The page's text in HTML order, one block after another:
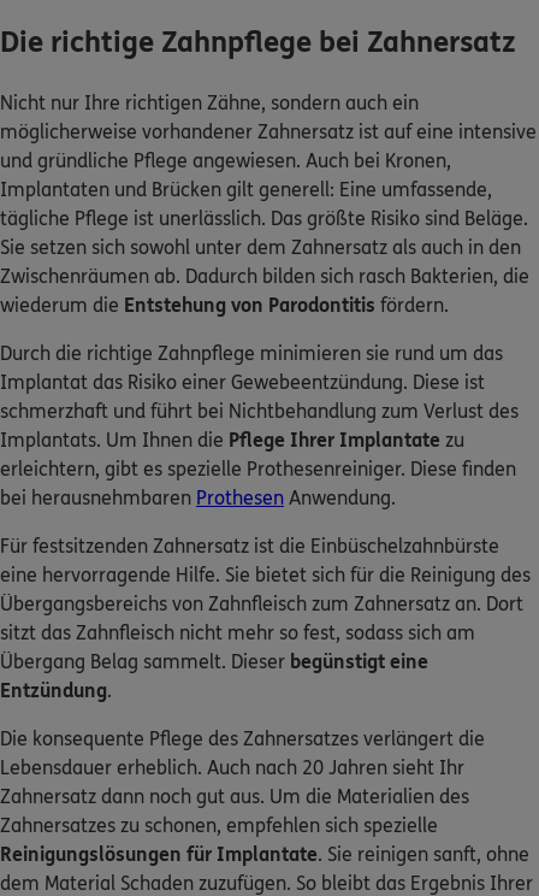
Die richtige Zahnpflege bei Zahnersatz
Nicht nur Ihre richtigen Zähne, sondern auch ein
möglicherweise vorhandener Zahnersatz ist auf eine intensive
und gründliche Pflege angewiesen. Auch bei Kronen,
Implantaten und Brücken gilt generell: Eine umfassende,
tägliche Pflege ist unerlässlich. Das größte Risiko sind Beläge.
Sie setzen sich sowohl unter dem Zahnersatz als auch in den
Zwischenräumen ab. Dadurch bilden sich rasch Bakterien, die
wiederum die Entstehung von Parodontitis fördern.
Durch die richtige Zahnpflege minimieren sie rund um das
Implantat das Risiko einer Gewebeentzündung. Diese ist
schmerzhaft und führt bei Nichtbehandlung zum Verlust des
Implantats. Um Ihnen die Pflege Ihrer Implantate zu
erleichtern, gibt es spezielle Prothesenreiniger. Diese finden
bei herausnehmbaren Prothesen Anwendung.
Für festsitzenden Zahnersatz ist die Einbüschelzahnbürste
eine hervorragende Hilfe. Sie bietet sich für die Reinigung des
Übergangsbereichs von Zahnfleisch zum Zahnersatz an. Dort
sitzt das Zahnfleisch nicht mehr so fest, sodass sich am
Übergang Belag sammelt. Dieser begünstigt eine
Entzündung.
Die konsequente Pflege des Zahnersatzes verlängert die
Lebensdauer erheblich. Auch nach 20 Jahren sieht Ihr
Zahnersatz dann noch gut aus. Um die Materialien des
Zahnersatzes zu schonen, empfehlen sich spezielle
Reinigungslösungen für Implantate. Sie reinigen sanft, ohne
dem Material Schaden zuzufügen. So bleibt das Ergebnis Ihrer